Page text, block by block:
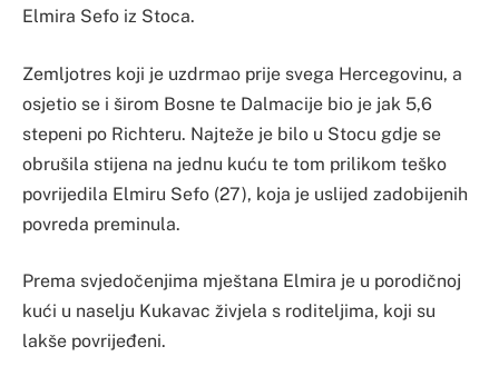
Elmira Sefo iz Stoca.
Zemljotres koji je uzdrmao prije svega Hercegovinu, a
osjetio se i širom Bosne te Dalmacije bio je jak 5,6
stepeni po Richteru. Najteže je bilo u Stocu gdje se
obrušila stijena na jednu kuću te tom prilikom teško
povrijedila Elmiru Sefo (27), koja je uslijed zadobijenih
povreda preminula.
Prema svjedočenjima mještana Elmira je u porodičnoj
kući u naselju Kukavac živjela s roditeljima, koji su
lakše povrijeđeni.